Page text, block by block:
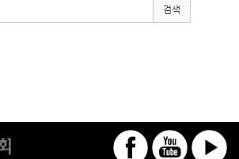
검색